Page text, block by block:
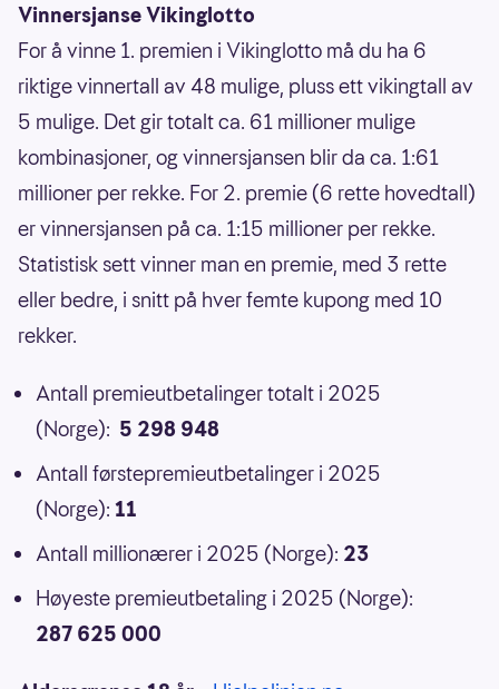
Vinnersjanse Vikinglotto
For å vinne 1. premien i Vikinglotto må du ha 6
riktige vinnertall av 48 mulige, pluss ett vikingtall av
5 mulige. Det gir totalt ca. 61 millioner mulige
kombinasjoner, og vinnersjansen blir da ca. 1:61
millioner per rekke. For 2. premie (6 rette hovedtall)
er vinnersjansen på ca. 1:15 millioner per rekke.
Statistisk sett vinner man en premie, med 3 rette
eller bedre, i snitt på hver femte kupong med 10
rekker.
Antall premieutbetalinger totalt i 2025
(Norge): 5 298 948
Antall førstepremieutbetalinger i 2025
(Norge): 11
Antall millionærer i 2025 (Norge): 23
Høyeste premieutbetaling i 2025 (Norge):
287 625 000